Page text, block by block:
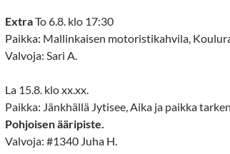
ExtraTo 6.8. klo 17:30
Paikka: Mallinkaisen motoristikahvila,
Valvoja: Sari A.
La 15.8. klo xx.xx.
Paikka: Jänkhällä Jytisee, Aika ja paikka
Pohjoisen ääripiste.
Valvoja: #1340 Juha H.